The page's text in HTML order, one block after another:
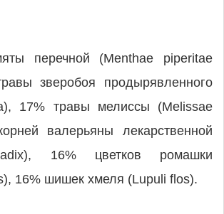
перечной (Menthae piperitae
зверобоя продырявленного
17% травы мелиссы (Melissaе
валерьяны лекарственной
16% цветков ромашки
16% шишек хмеля (Lupuli flos).